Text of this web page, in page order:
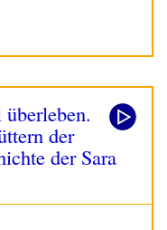
der
der Sara